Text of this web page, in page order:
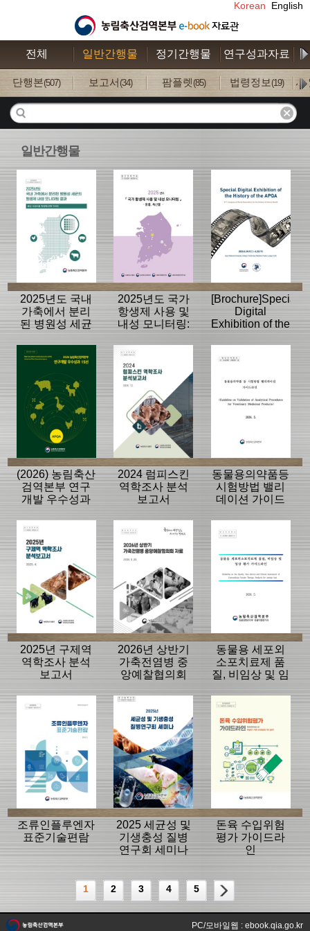
Korean English
전체 일반간행물 정기간행물 연구성과자료
단행본(507) 보고서 (34) 팜플렛 (85) 법령정보(19) 사
일반간행물
2025년도 국내
가축에서 분리
된 병원성 세균
모니터링 결과
2025년도 국가
항생제 사용 및
내성 모니터링:
[Brochure]Special
Digital
Exhibition of the
APQA
(2026) 농림축산
검역본부 연구
개발 우수성과
2024 럼피스킨
역학조사 분석
보고서
동물용의약품등
시험방법 밸리
데이션 가이드
2025년 구제역
역학조사 분석
보고서
2026년 상반기
가축전염병 중
앙예찰협의회
동물용 세포외
소포치료제 품
질, 비임상 및 임
라인
조류인플루엔자
표준기술편람
2025 세균성 및
기생충성 질병
연구회 세미나
돈육 수입위험
평가 가이드라
인
1 2 3 4 5
PC/모바일웹 : ebook.qia.go.kr